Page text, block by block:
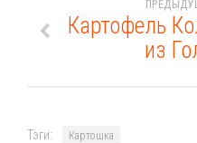
Картофель
из
Тэги: Картошка